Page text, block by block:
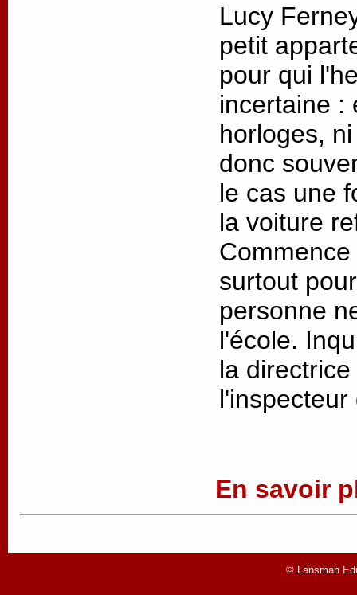
Lucy
petit
pour qui
incertaine :
horloges,
donc
le cas une
la voiture
surtout
personne
l'école.
la directrice
En savoir
© Lansman